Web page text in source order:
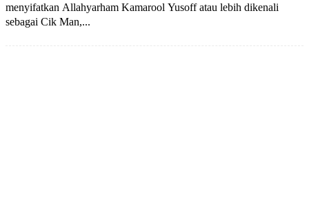
menyifatkan Allahyarham Kamarool Yusoff atau lebih dikenali
sebagai Cik Man,...